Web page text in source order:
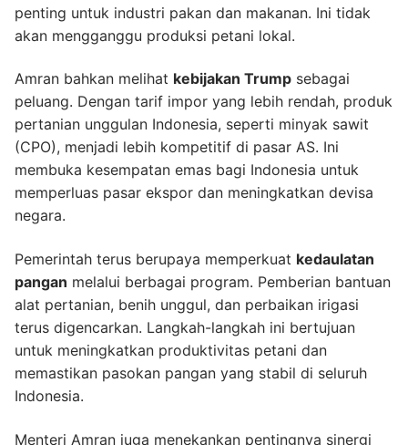
penting untuk industri pakan dan makanan. Ini tidak
akan mengganggu produksi petani lokal.
Amran bahkan melihat kebijakan Trump sebagai
peluang. Dengan tarif impor yang lebih rendah, produk
pertanian unggulan Indonesia, seperti minyak sawit
(CPO), menjadi lebih kompetitif di pasar AS. Ini
membuka kesempatan emas bagi Indonesia untuk
memperluas pasar ekspor dan meningkatkan devisa
negara.
Pemerintah terus berupaya memperkuat kedaulatan
pangan melalui berbagai program. Pemberian bantuan
alat pertanian, benih unggul, dan perbaikan irigasi
terus digencarkan. Langkah-langkah ini bertujuan
untuk meningkatkan produktivitas petani dan
memastikan pasokan pangan yang stabil di seluruh
Indonesia.
Menteri Amran juga menekankan pentingnya sinergi